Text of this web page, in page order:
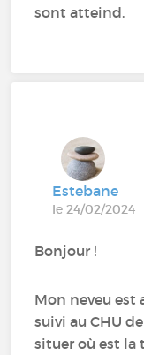
sont atteind.
Estebane
le 24/02/2024
Bonjour !
Mon neveu est
suivi au CHU
situer où est la